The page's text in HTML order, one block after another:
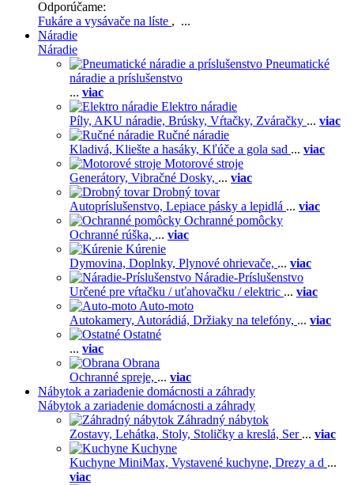
Odporúčame:
Fukáre a vysávače na líste , ...
Náradie
Náradie
Pneumatické
náradie a príslušenstvo
... viac
Elektro náradie
Píly, AKU náradie, Brúsky, Vŕtačky, Zváračky ... viac
Ručné náradie
Kladivá, Kliešte a hasáky, Kľúče a gola sad ... viac
Motorové stroje
Generátory, Vibračné Dosky, ... viac
Drobný tovar
Autopríslušenstvo, Lepiace pásky a lepidlá ... viac
Ochranné pomôcky
Ochranné rúška, ... viac
Kúrenie
Dymovina, Doplnky, Plynové ohrievače, ... viac
Náradie-Príslušenstvo
Určené pre vŕtačku / uťahovačku / elektric ... viac
Auto-moto
Autokamery, Autorádiá, Držiaky na telefóny, ... viac
Ostatné
... viac
Obrana
Ochranné spreje, ... viac
Nábytok a zariadenie domácnosti a záhrady
Nábytok a zariadenie domácnosti a záhrady
Záhradný nábytok
Zostavy, Lehátka, Stoly, Stoličky a kreslá, Ser ... viac
Kuchyne
Kuchyne MiniMax, Vystavené kuchyne, Drezy a d ...
viac